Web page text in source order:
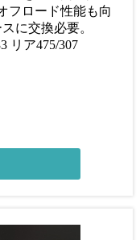
フロード性能も向
に交換必要。
リア475/307